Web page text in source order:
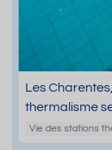
Les
thermalisme
Vie des stations